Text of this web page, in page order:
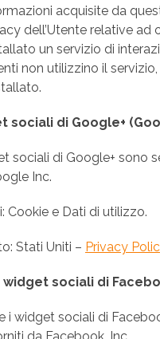
acquisite da
dell’Utente relative ad
un servizio di
non utilizzino il
sociali di Google+
sociali di Google+ sono
Inc.
Cookie e Dati di utilizzo.
Stati Uniti – Privacy
widget sociali di
i widget sociali di